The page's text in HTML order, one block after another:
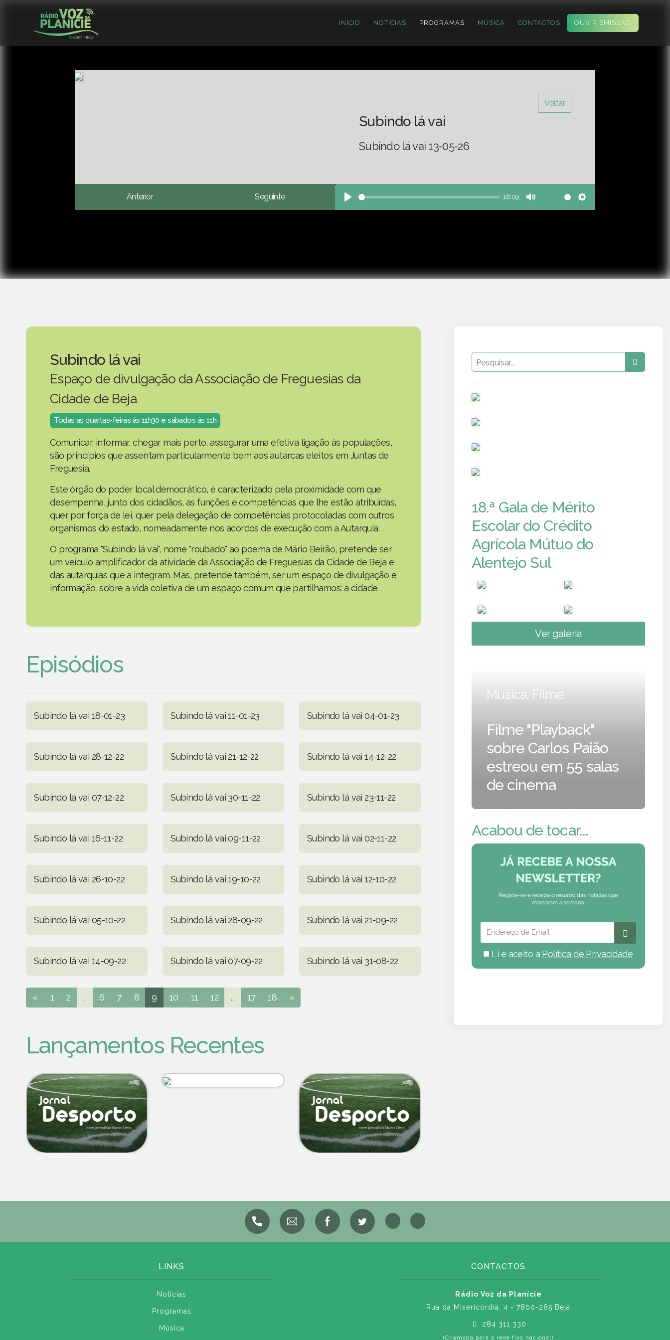
INÍCIO NOTÍCIAS PROGRAMAS MÚSICA CONTACTOS OUVIR EMISSÃO
Voltar
Subindo lá vai
Subindo lá vai 13-05-26
Anterior Seguinte
Play
18:09
Mute Settings
Subindo lá vai
Espaço de divulgação da Associação de Freguesias da
Cidade de Beja
Todas as quartas-feiras às 11h30 e sábados às 11h
Comunicar, informar, chegar mais perto, assegurar uma efetiva ligação às populações,
são princípios que assentam particularmente bem aos autarcas eleitos em Juntas de
Freguesia.
Este órgão do poder local democrático, é caracterizado pela proximidade com que
desempenha, junto dos cidadãos, as funções e competências que lhe estão atribuídas,
quer por força de lei, quer pela delegação de competências protocoladas com outros
organismos do estado, nomeadamente nos acordos de execução com a Autarquia.
O programa "Subindo lá vai", nome "roubado" ao poema de Mário Beirão, pretende ser
um veículo amplificador da atividade da Associação de Freguesias da Cidade de Beja e
das autarquias que a integram. Mas, pretende também, ser um espaço de divulgação e
informação, sobre a vida coletiva de um espaço comum que partilhamos: a cidade.
Episódios
Subindo lá vai 18-01-23 Subindo lá vai 11-01-23 Subindo lá vai 04-01-23
Subindo lá vai 28-12-22 Subindo lá vai 21-12-22 Subindo lá vai 14-12-22
Subindo lá vai 07-12-22 Subindo lá vai 30-11-22 Subindo lá vai 23-11-22
Subindo lá vai 16-11-22 Subindo lá vai 09-11-22 Subindo lá vai 02-11-22
Subindo lá vai 26-10-22 Subindo lá vai 19-10-22 Subindo lá vai 12-10-22
Subindo lá vai 05-10-22 Subindo lá vai 28-09-22 Subindo lá vai 21-09-22
Subindo lá vai 14-09-22 Subindo lá vai 07-09-22 Subindo lá vai 31-08-22
« 1 2 ... 6 7 8 9 10 11 12 ... 17 18 »
Lançamentos Recentes
18.ª Gala de Mérito
Escolar do Crédito
Agrícola Mútuo do
Alentejo Sul
Ver galeria
Música, Filme
Filme "Playback"
sobre Carlos Paião
estreou em 55 salas
de cinema
Acabou de tocar...
Li e aceito a Política de Privacidade
LINKS
Notícias
Programas
Música
CONTACTOS
Rádio Voz da Planície
Rua da Misericórdia, 4 - 7800-285 Beja
284 311 330
(Chamada para a rede fixa nacional)